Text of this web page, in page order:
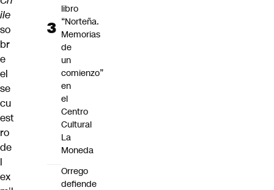
ile
so
br
e
el
se
cu
est
ro
de
l
ex
libro
“Norteña.
Memorias
de
un
comienzo”
en
el
Centro
Cultural
La
Moneda
Orrego
defiende